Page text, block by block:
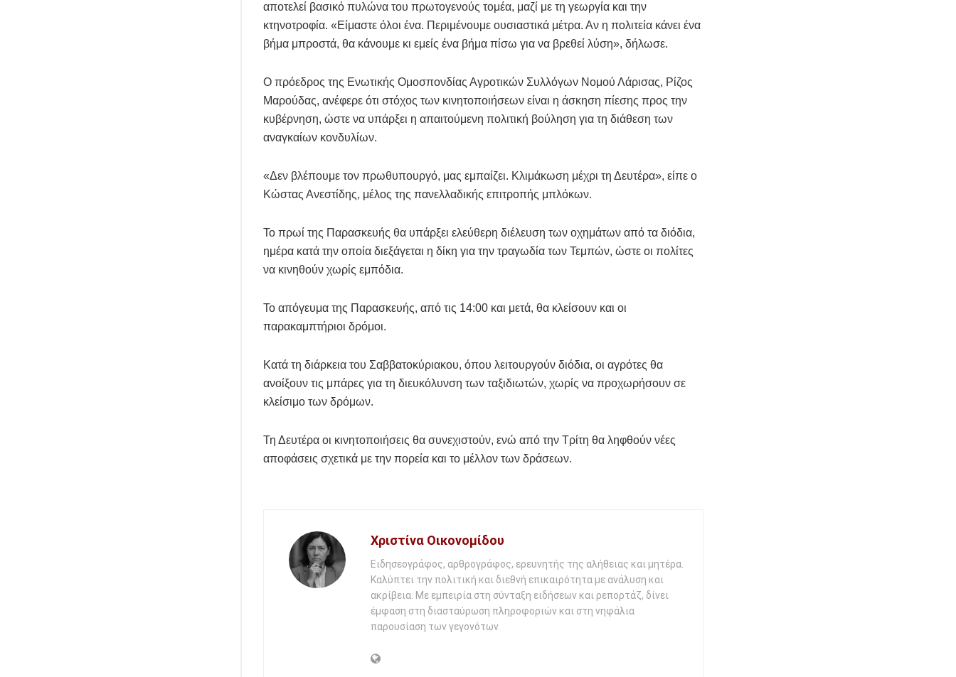
αποτελεί βασικό πυλώνα του πρωτογενούς τομέα, μαζί με τη γεωργία και την
κτηνοτροφία. «Είμαστε όλοι ένα. Περιμένουμε ουσιαστικά μέτρα. Αν η πολιτεία κάνει ένα
βήμα μπροστά, θα κάνουμε κι εμείς ένα βήμα πίσω για να βρεθεί λύση», δήλωσε.
Ο πρόεδρος της Ενωτικής Ομοσπονδίας Αγροτικών Συλλόγων Νομού Λάρισας, Ρίζος
Μαρούδας, ανέφερε ότι στόχος των κινητοποιήσεων είναι η άσκηση πίεσης προς την
κυβέρνηση, ώστε να υπάρξει η απαιτούμενη πολιτική βούληση για τη διάθεση των
αναγκαίων κονδυλίων.
«Δεν βλέπουμε τον πρωθυπουργό, μας εμπαίζει. Κλιμάκωση μέχρι τη Δευτέρα», είπε ο
Κώστας Ανεστίδης, μέλος της πανελλαδικής επιτροπής μπλόκων.
Το πρωί της Παρασκευής θα υπάρξει ελεύθερη διέλευση των οχημάτων από τα διόδια,
ημέρα κατά την οποία διεξάγεται η δίκη για την τραγωδία των Τεμπών, ώστε οι πολίτες
να κινηθούν χωρίς εμπόδια.
Το απόγευμα της Παρασκευής, από τις 14:00 και μετά, θα κλείσουν και οι
παρακαμπτήριοι δρόμοι.
Κατά τη διάρκεια του Σαββατοκύριακου, όπου λειτουργούν διόδια, οι αγρότες θα
ανοίξουν τις μπάρες για τη διευκόλυνση των ταξιδιωτών, χωρίς να προχωρήσουν σε
κλείσιμο των δρόμων.
Τη Δευτέρα οι κινητοποιήσεις θα συνεχιστούν, ενώ από την Τρίτη θα ληφθούν νέες
αποφάσεις σχετικά με την πορεία και το μέλλον των δράσεων.
Χριστίνα Οικονομίδου
Ειδησεογράφος, αρθρογράφος, ερευνητής της αλήθειας και μητέρα.
Καλύπτει την πολιτική και διεθνή επικαιρότητα με ανάλυση και
ακρίβεια. Με εμπειρία στη σύνταξη ειδήσεων και ρεπορτάζ, δίνει
έμφαση στη διασταύρωση πληροφοριών και στη νηφάλια
παρουσίαση των γεγονότων.